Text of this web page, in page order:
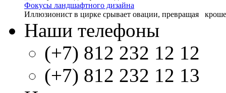
Фокусы ландшафтного дизайна
Иллюзионист в цирке срывает овации, превращая
Наши телефоны
(+7) 812 232 12 12
(+7) 812 232 12 13